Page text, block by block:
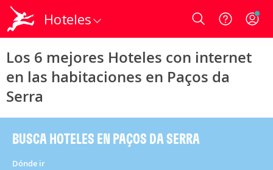
Hoteles Login
Los 6 mejores Hoteles con internet
en las habitaciones en Paços da
Serra
BUSCA HOTELES EN PAÇOS DA SERRA
Dónde ir